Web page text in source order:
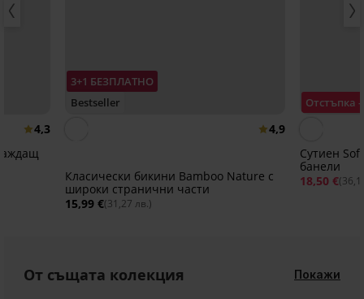
4,3
3+1 БЕЗПЛАТНО
Bestseller
4,9
Класически бикини Bamboo Nature с
широки странични части
15,99 €(31,27 лв.)
Отстъпка -
Сутиен
банели
18,50 €
От същата колекция Покажи